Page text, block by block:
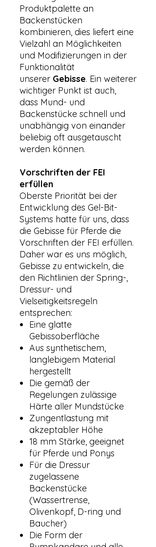
Produktpalette an
Backenstücken
kombinieren, dies liefert eine
Vielzahl an Möglichkeiten
und Modifizierungen in der
Funktionalität
unserer Gebisse. Ein weiterer
wichtiger Punkt ist auch,
dass Mund- und
Backenstücke schnell und
unabhängig von einander
beliebig oft ausgetauscht
werden können.
Vorschriften der FEI
erfüllen
Oberste Priorität bei der
Entwicklung des Gel-Bit-
Systems hatte für uns, dass
die Gebisse für Pferde die
Vorschriften der FEI erfüllen.
Daher war es uns möglich,
Gebisse zu entwickeln, die
den Richtlinien der Spring-,
Dressur- und
Vielseitigkeitsregeln
entsprechen:
Eine glatte
Gebissoberfläche
Aus synthetischem,
langlebigem Material
hergestellt
Die gemäß der
Regelungen zulässige
Härte aller Mundstücke
Zungentlastung mit
akzeptabler Höhe
18 mm Stärke, geeignet
für Pferde und Ponys
Für die Dressur
zugelassene
Backenstücke
(Wassertrense,
Olivenkopf, D-ring und
Baucher)
Die Form der